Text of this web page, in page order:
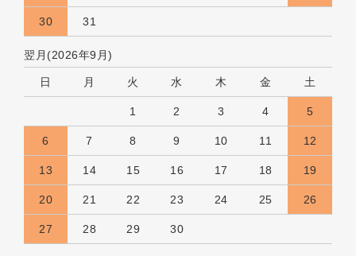
30 31
翌月(2026年9月)
日 月 火 水 木 金 土
1 2 3 4 5
6 7 8 9 10 11 12
13 14 15 16 17 18 19
20 21 22 23 24 25 26
27 28 29 30